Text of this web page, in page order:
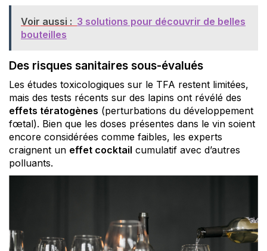
Voir aussi : 3 solutions pour découvrir de belles
bouteilles
Des risques sanitaires sous-évalués
Les études toxicologiques sur le TFA restent limitées,
mais des tests récents sur des lapins ont révélé des
effets tératogènes (perturbations du développement
fœtal). Bien que les doses présentes dans le vin soient
encore considérées comme faibles, les experts
craignent un effet cocktail cumulatif avec d’autres
polluants.